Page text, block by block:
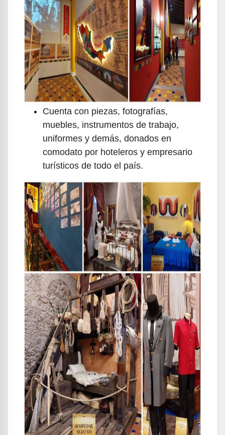
Cuenta con piezas, fotografías,
muebles, instrumentos de trabajo,
uniformes y demás, donados en
comodato por hoteleros y empresario
turísticos de todo el país.